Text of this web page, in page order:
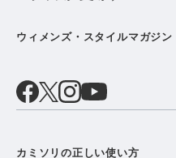
ウィメンズ・スタイルマガジン
カミソリの正しい使い方